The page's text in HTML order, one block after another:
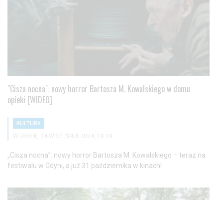
"Cisza nocna": nowy horror Bartosza M. Kowalskiego w domu
opieki [WIDEO]
KULTURA
WTOREK, 24 WRZEŚNIA 2024, 10:19
„Cisza nocna”: nowy horror Bartosza M. Kowalskiego – teraz na
festiwalu w Gdyni, a już 31 października w kinach!